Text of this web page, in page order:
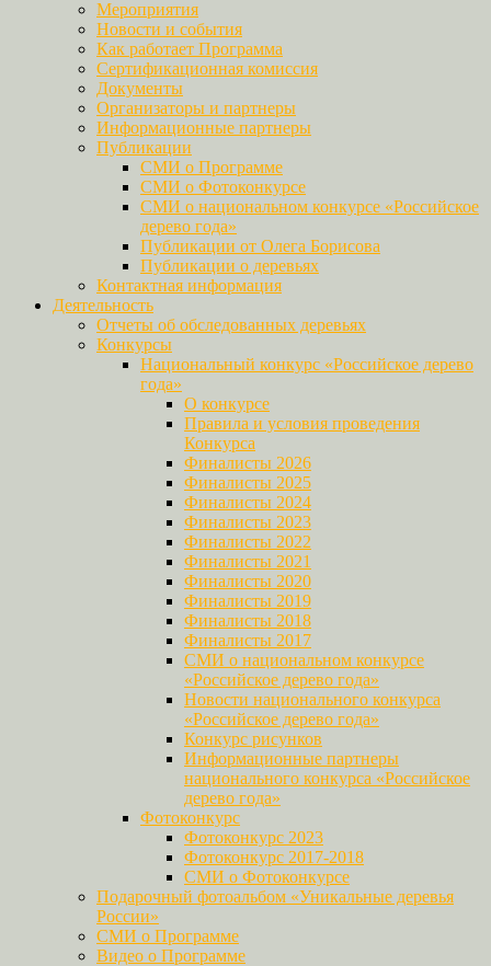
Мероприятия
Новости и события
Как работает Программа
Сертификационная комиссия
Документы
Организаторы и партнеры
Информационные партнеры
Публикации
СМИ о Программе
СМИ о Фотоконкурсе
СМИ о национальном конкурсе «Российское
дерево года»
Публикации от Олега Борисова
Публикации о деревьях
Контактная информация
Деятельность
Отчеты об обследованных деревьях
Конкурсы
Национальный конкурс «Российское дерево
года»
О конкурсе
Правила и условия проведения
Конкурса
Финалисты 2026
Финалисты 2025
Финалисты 2024
Финалисты 2023
Финалисты 2022
Финалисты 2021
Финалисты 2020
Финалисты 2019
Финалисты 2018
Финалисты 2017
СМИ о национальном конкурсе
«Российское дерево года»
Новости национального конкурса
«Российское дерево года»
Конкурс рисунков
Информационные партнеры
национального конкурса «Российское
дерево года»
Фотоконкурс
Фотоконкурс 2023
Фотоконкурс 2017-2018
СМИ о Фотоконкурсе
Подарочный фотоальбом «Уникальные деревья
России»
СМИ о Программе
Видео о Программе